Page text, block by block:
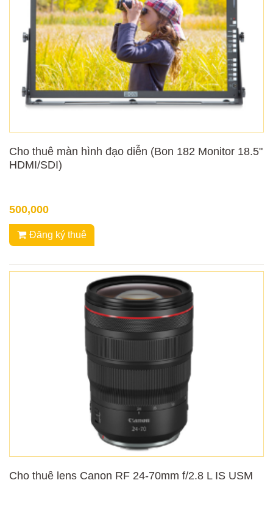
Cho thuê màn hình đạo diễn (Bon 182 Monitor 18.5"
HDMI/SDI)
500,000
Đăng ký thuê
Cho thuê lens Canon RF 24-70mm f/2.8 L IS USM